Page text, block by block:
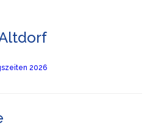
2026